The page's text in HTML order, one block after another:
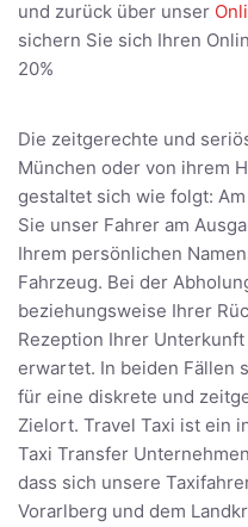
und zurück über unser
sichern Sie sich Ihren
20%
Die zeitgerechte und
München oder von ihrem
gestaltet sich wie folgt:
Sie unser Fahrer am
Ihrem persönlichen
Fahrzeug. Bei der
beziehungsweise Ihrer
Rezeption Ihrer
erwartet. In beiden Fällen
für eine diskrete und
Zielort. Travel Taxi ist ein
Taxi Transfer
dass sich unsere
Vorarlberg und dem